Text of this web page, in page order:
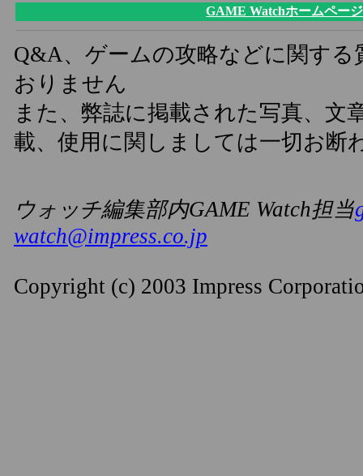
GAME Watchホームページ
Q&A、ゲームの攻略などに関する
おりません
また、弊誌に掲載された写真、文
載、使用に関しましては一切お断
ウォッチ編集部内GAME Watch担当
watch@impress.co.jp
Copyright (c) 2003 Impress